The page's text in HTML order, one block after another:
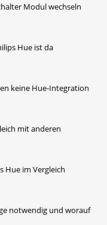
Modul wechseln
Hue ist da
keine Hue-Integration
mit anderen
Hue im Vergleich
notwendig und worauf